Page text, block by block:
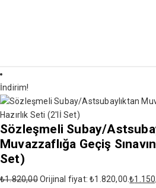
İndirim!
Sözleşmeli Subay/
Muvazzaflığa Geçiş
Set)
₺1.820,00 Orijinal fiyat: ₺1.820,00.₺